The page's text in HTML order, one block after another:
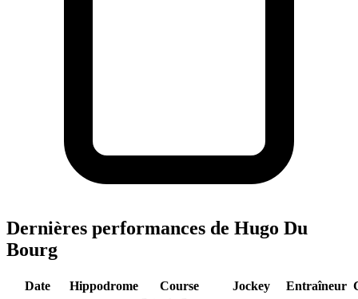
Dernières performances de Hugo Du
Bourg
Date Hippodrome Course Jockey Entraîneur